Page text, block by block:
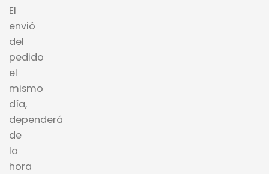
El
envió
del
pedido
el
mismo
día,
dependerá
de
la
hora